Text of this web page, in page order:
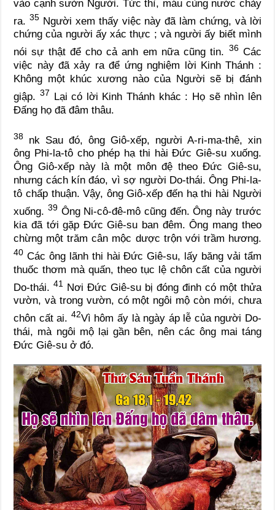
vào cạnh sườn Người. Tức thì, máu cùng nước chảy
ra.35 Người xem thấy việc này đã làm chứng, và lời
chứng của người ấy xác thực ; và người ấy biết mình
nói sự thật để cho cả anh em nữa cũng tin. 36Các
việc này đã xảy ra để ứng nghiệm lời Kinh Thánh :
Không một khúc xương nào của Người sẽ bị đánh
giập. 37 Lại có lời Kinh Thánh khác : Họ sẽ nhìn lên
Đấng họ đã đâm thâu.
38 nk Sau đó, ông Giô-xếp, người A-ri-ma-thê, xin
ông Phi-la-tô cho phép hạ thi hài Đức Giê-su xuống.
Ông Giô-xếp này là một môn đệ theo Đức Giê-su,
nhưng cách kín đáo, vì sợ người Do-thái. Ông Phi-la-
tô chấp thuận. Vậy, ông Giô-xếp đến hạ thi hài Người
xuống. 39Ông Ni-cô-đê-mô cũng đến. Ông này trước
kia đã tới gặp Đức Giê-su ban đêm. Ông mang theo
chừng một trăm cân mộc dược trộn với trầm hương.
40 Các ông lãnh thi hài Đức Giê-su, lấy băng vải tẩm
thuốc thơm mà quấn, theo tục lệ chôn cất của người
Do-thái.41
Nơi Đức Giê-su bị đóng đinh có một thửa
vườn, và trong vườn, có một ngôi mộ còn mới, chưa
chôn cất ai. 42Vì hôm ấy là ngày áp lễ của người Do-
thái, mà ngôi mộ lại gần bên, nên các ông mai táng
Đức Giê-su ở đó.